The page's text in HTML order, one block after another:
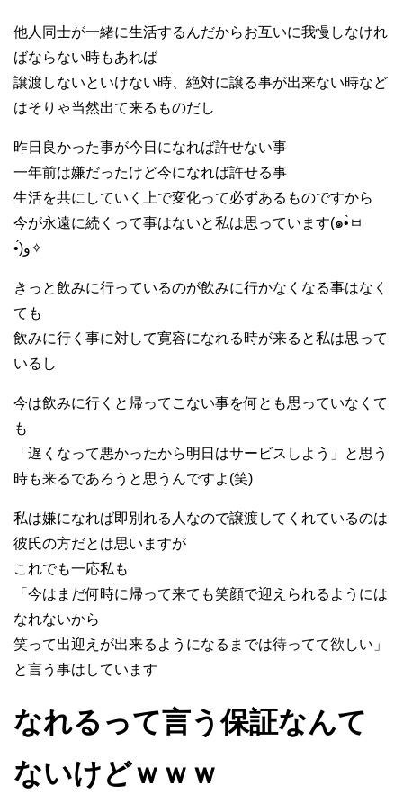
他人同士が一緒に生活するんだからお互いに我慢しなけれ
ばならない時もあれば
譲渡しないといけない時、絶対に譲る事が出来ない時など
はそりゃ当然出て来るものだし
昨日良かった事が今日になれば許せない事
一年前は嫌だったけど今になれば許せる事
生活を共にしていく上で変化って必ずあるものですから
今が永遠に続くって事はないと私は思っています(๑•̀ㅂ
•́)و✧
きっと飲みに行っているのが飲みに行かなくなる事はなく
ても
飲みに行く事に対して寛容になれる時が来ると私は思って
いるし
今は飲みに行くと帰ってこない事を何とも思っていなくて
も
「遅くなって悪かったから明日はサービスしよう」と思う
時も来るであろうと思うんですよ(笑)
私は嫌になれば即別れる人なので譲渡してくれているのは
彼氏の方だとは思いますが
これでも一応私も
「今はまだ何時に帰って来ても笑顔で迎えられるようには
なれないから
笑って出迎えが出来るようになるまでは待ってて欲しい」
と言う事はしています
なれるって言う保証なんて
ないけどｗｗｗ